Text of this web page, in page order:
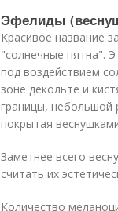
Эфелиды
Красивое название
"солнечные пятна".
под воздействием
зоне декольте и
границы, небольшой
покрытая
Заметнее всего
считать их
Количество